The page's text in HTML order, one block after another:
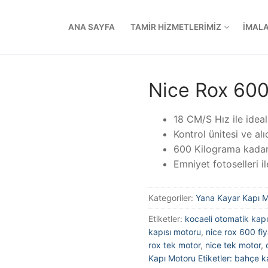
ANA SAYFA TAMIR HIZMETLERIMIZ
Nice Rox
18 CM/S Hız ile
Kontrol ünitesi ve
600 Kilograma kadar
Emniyet fotoselleri
Kategoriler: Yana Kayar Kapı
Etiketler: kocaeli otomatik kapı
kapısı motoru, nice rox 600
rox tek motor, nice tek motor,
Kapı Motoru Etiketler: bahçe